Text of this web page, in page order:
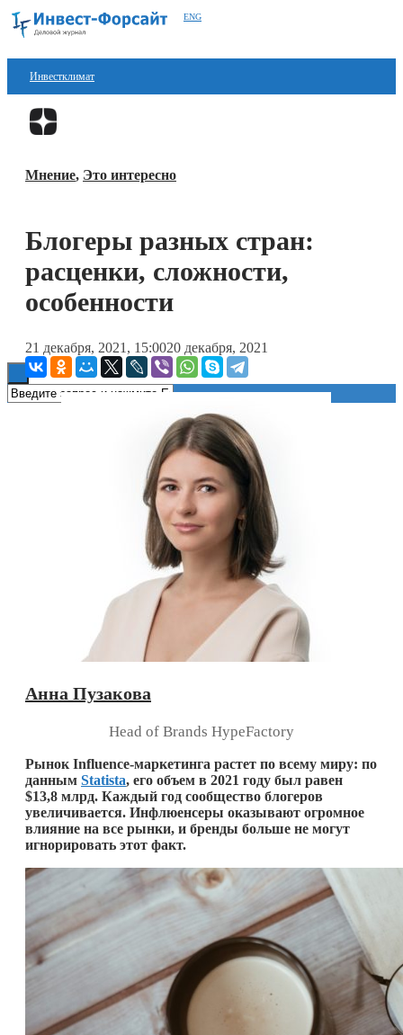
ENG
Инвестклимат
Финансы
Блокчейн
Мнение, Это интересно
Блогеры разных стран:
расценки, сложности,
особенности
21 декабря, 2021, 15:0020 декабря, 2021
Анна Пузакова
Head of Brands HypeFactory
Рынок Influence-маркетинга растет по всему миру: по
данным Statista, его объем в 2021 году был равен
$13,8 млрд. Каждый год сообщество блогеров
увеличивается. Инфлюенсеры оказывают огромное
влияние на все рынки, и бренды больше не могут
игнорировать этот факт.